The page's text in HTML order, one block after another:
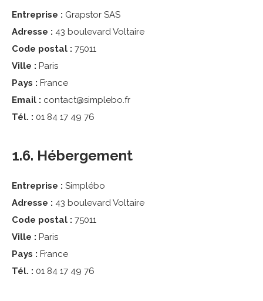
Entreprise : Grapstor SAS
Adresse : 43 boulevard Voltaire
Code postal : 75011
Ville : Paris
Pays : France
Email : contact@simplebo.fr
Tél. : 01 84 17 49 76
1.6. Hébergement
Entreprise : Simplébo
Adresse : 43 boulevard Voltaire
Code postal : 75011
Ville : Paris
Pays : France
Tél. : 01 84 17 49 76